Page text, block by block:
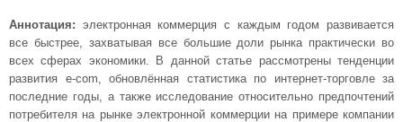
Аннотация: электронная коммерция с каждым годом развивается
все быстрее, захватывая все большие доли рынка практически во
всех сферах экономики. В данной статье рассмотрены тенденции
развития e-com, обновлённая статистика по интернет-торговле за
последние годы, а также исследование относительно предпочтений
потребителя на рынке электронной коммерции на примере компании